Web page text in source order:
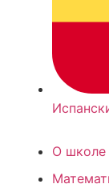
О школе